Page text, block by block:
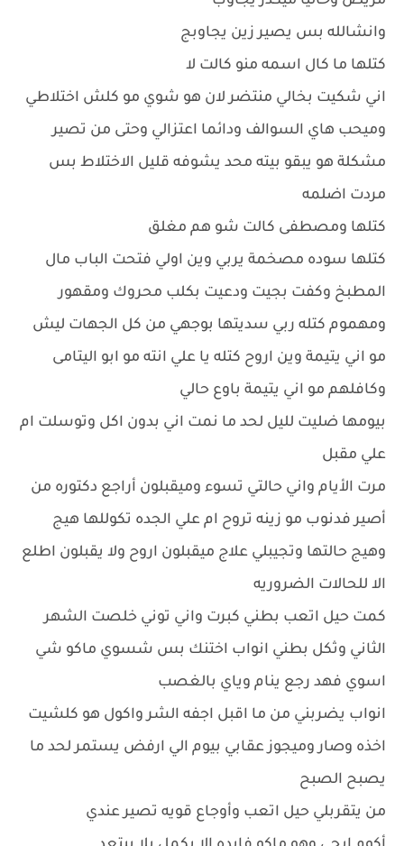
وانشالله بس يصير زين يجاوبج
كتلها ما كال اسمه منو كالت لا
اني شكيت بخالي منتضر لان هو شوي مو كلش اختلاطي
وميحب هاي السوالف ودائما اعتزالي وحتى من تصير
مشكلة هو يبقو بيته محد يشوفه قليل الاختلاط بس
مردت اضلمه
كتلها ومصطفى كالت شو هم مغلق
كتلها سوده مصخمة يربي وين اولي فتحت الباب مال
المطبخ وكفت بجيت ودعيت بكلب محروك ومقهور
ومهموم كتله ربي سديتها بوجهي من كل الجهات ليش
مو اني يتيمة وين اروح كتله يا علي انته مو ابو اليتامى
وكافلهم مو اني يتيمة باوع حالي
بيومها ضليت لليل لحد ما نمت اني بدون اكل وتوسلت ام
علي مقبل
مرت الأيام واني حالتي تسوء وميقبلون أراجع دكتوره من
أصير فدنوب مو زينه تروح ام علي الجده تكوللها هيج
وهيج حالتها وتجيبلي علاج ميقبلون اروح ولا يقبلون اطلع
الا للحالات الضروريه
كمت حيل اتعب بطني كبرت واني توني خلصت الشهر
الثاني وثكل بطني انواب اختنك بس شسوي ماكو شي
اسوي فهد رجع ينام وياي بالغصب
انواب يضربني من ما اقبل اجفه الشر واكول هو كلشيت
اخذه وصار وميجوز عقابي بيوم الي ارفض يستمر لحد ما
يصبح الصبح
من يتقربلي حيل اتعب وأوجاع قويه تصير عندي